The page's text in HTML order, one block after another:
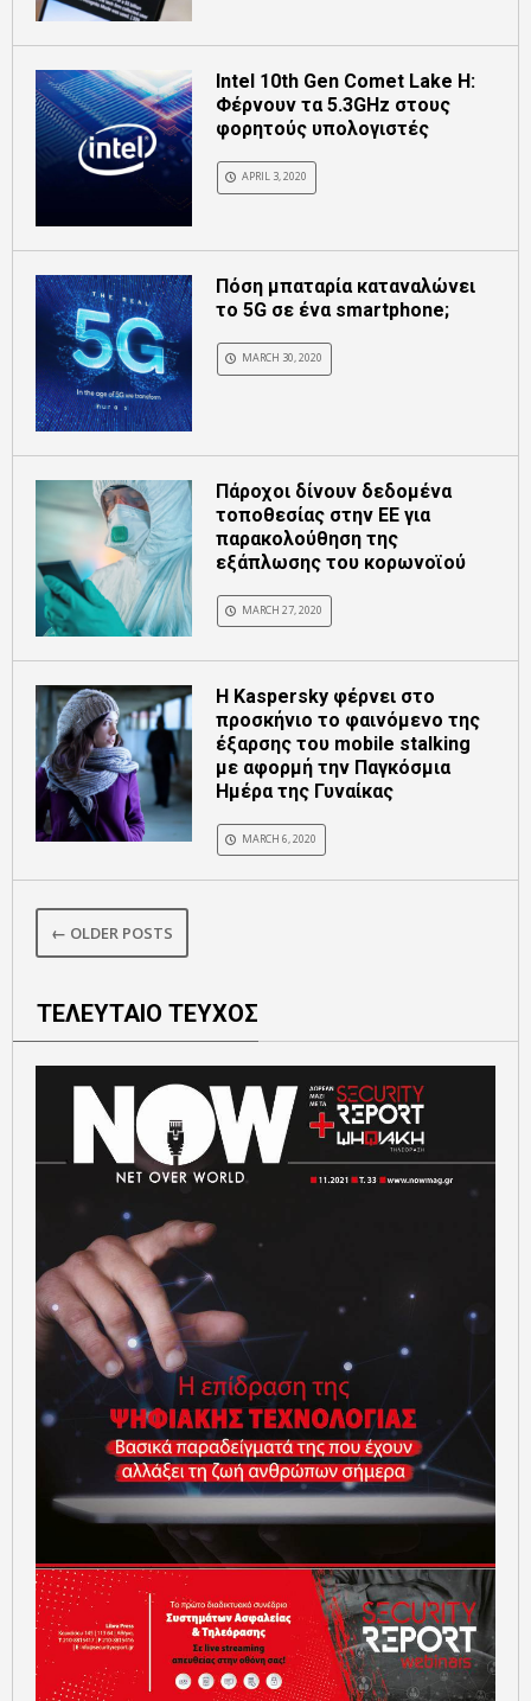
Intel 10th Gen Comet Lake H:
Φέρνουν τα 5.3GHz στους
φορητούς υπολογιστές
APRIL 3, 2020
Πόση μπαταρία καταναλώνει
το 5G σε ένα smartphone;
MARCH 30, 2020
Πάροχοι δίνουν δεδομένα
τοποθεσίας στην ΕΕ για
παρακολούθηση της
εξάπλωσης του κορωνοϊού
MARCH 27, 2020
Η Kaspersky φέρνει στο
προσκήνιο το φαινόμενο της
έξαρσης του mobile stalking
με αφορμή την Παγκόσμια
Ημέρα της Γυναίκας
MARCH 6, 2020
← OLDER POSTS
ΤΕΛΕΥΤΑΙΟ ΤΕΥΧΟΣ